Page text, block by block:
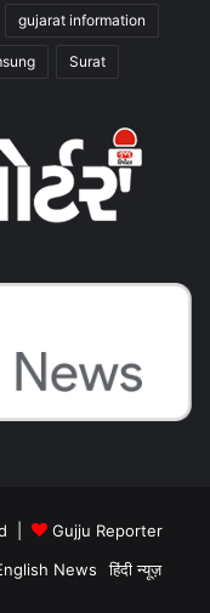
gujarat information
Surat
|
Gujju Reporter
News हिंदी न्यूज़